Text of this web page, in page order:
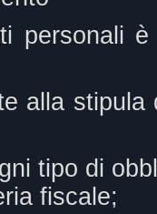
personali
alla
tipo di
fiscale;